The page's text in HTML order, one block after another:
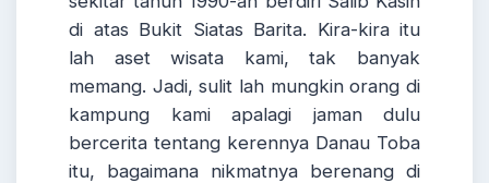
di atas Bukit Siatas Barita. Kira-kira itu
lah aset wisata kami, tak banyak
memang. Jadi, sulit lah mungkin orang di
kampung kami apalagi jaman dulu
bercerita tentang kerennya Danau Toba
itu, bagaimana nikmatnya berenang di